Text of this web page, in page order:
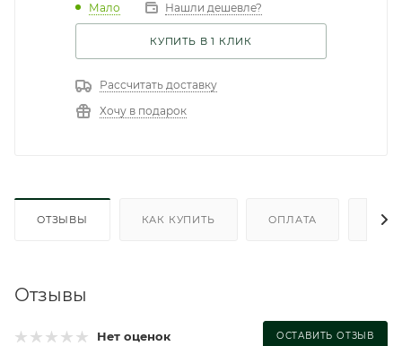
Мало Нашли дешевле?
КУПИТЬ В 1 КЛИК
Рассчитать доставку
Хочу в подарок
ОТЗЫВЫ КАК КУПИТЬ ОПЛАТА
Отзывы
Нет оценок ОСТАВИТЬ ОТЗЫВ